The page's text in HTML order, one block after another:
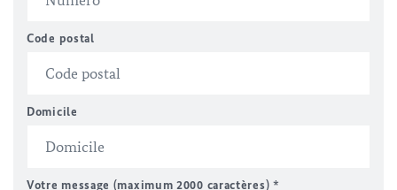
Code postal
Domicile
Votre message (maximum 2000 caractères) *